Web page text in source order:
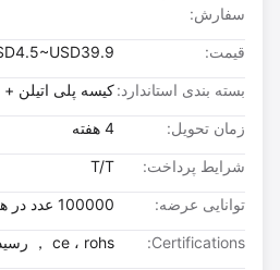
سفارش:
قیمت: USD4.5~USD39.9
بسته بندی استاندارد:کیسه پلی اتیلن + جعبه
زمان تحویل:
شرایط پرداخت: T/T
توانایی عرضه: 100000 عدد در هفته
Certifications: ce ، rohs ， رسیدن ， coc ， msds